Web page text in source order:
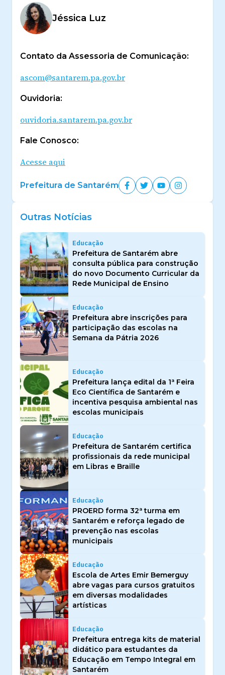
Jéssica Luz
Contato da Assessoria de Comunicação:
ascom@santarem.pa.gov.br
Ouvidoria:
ouvidoria.santarem.pa.gov.br
Fale Conosco:
Acesse aqui
Prefeitura de Santarém
Outras Notícias
Educação
Prefeitura de Santarém abre
consulta pública para construção
do novo Documento Curricular da
Rede Municipal de Ensino
Educação
Prefeitura abre inscrições para
participação das escolas na
Semana da Pátria 2026
Educação
Prefeitura lança edital da 1ª Feira
Eco Científica de Santarém e
incentiva pesquisa ambiental nas
escolas municipais
Educação
Prefeitura de Santarém certifica
profissionais da rede municipal
em Libras e Braille
Educação
PROERD forma 32ª turma em
Santarém e reforça legado de
prevenção nas escolas
municipais
Educação
Escola de Artes Emir Bemerguy
abre vagas para cursos gratuitos
em diversas modalidades
artísticas
Educação
Prefeitura entrega kits de material
didático para estudantes da
Educação em Tempo Integral em
Santarém